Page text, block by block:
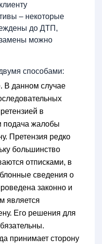
– некоторые
до ДТП,
можно
способами:
В данном случае
в
подача жалобы
Претензия редко
большинство
отписками, в
сведения о
законно и
является
Его решения для
принимает сторону